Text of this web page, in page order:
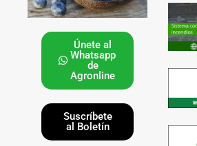
Únete al
Whatsapp
de
Agronline
Suscríbete
al Boletín